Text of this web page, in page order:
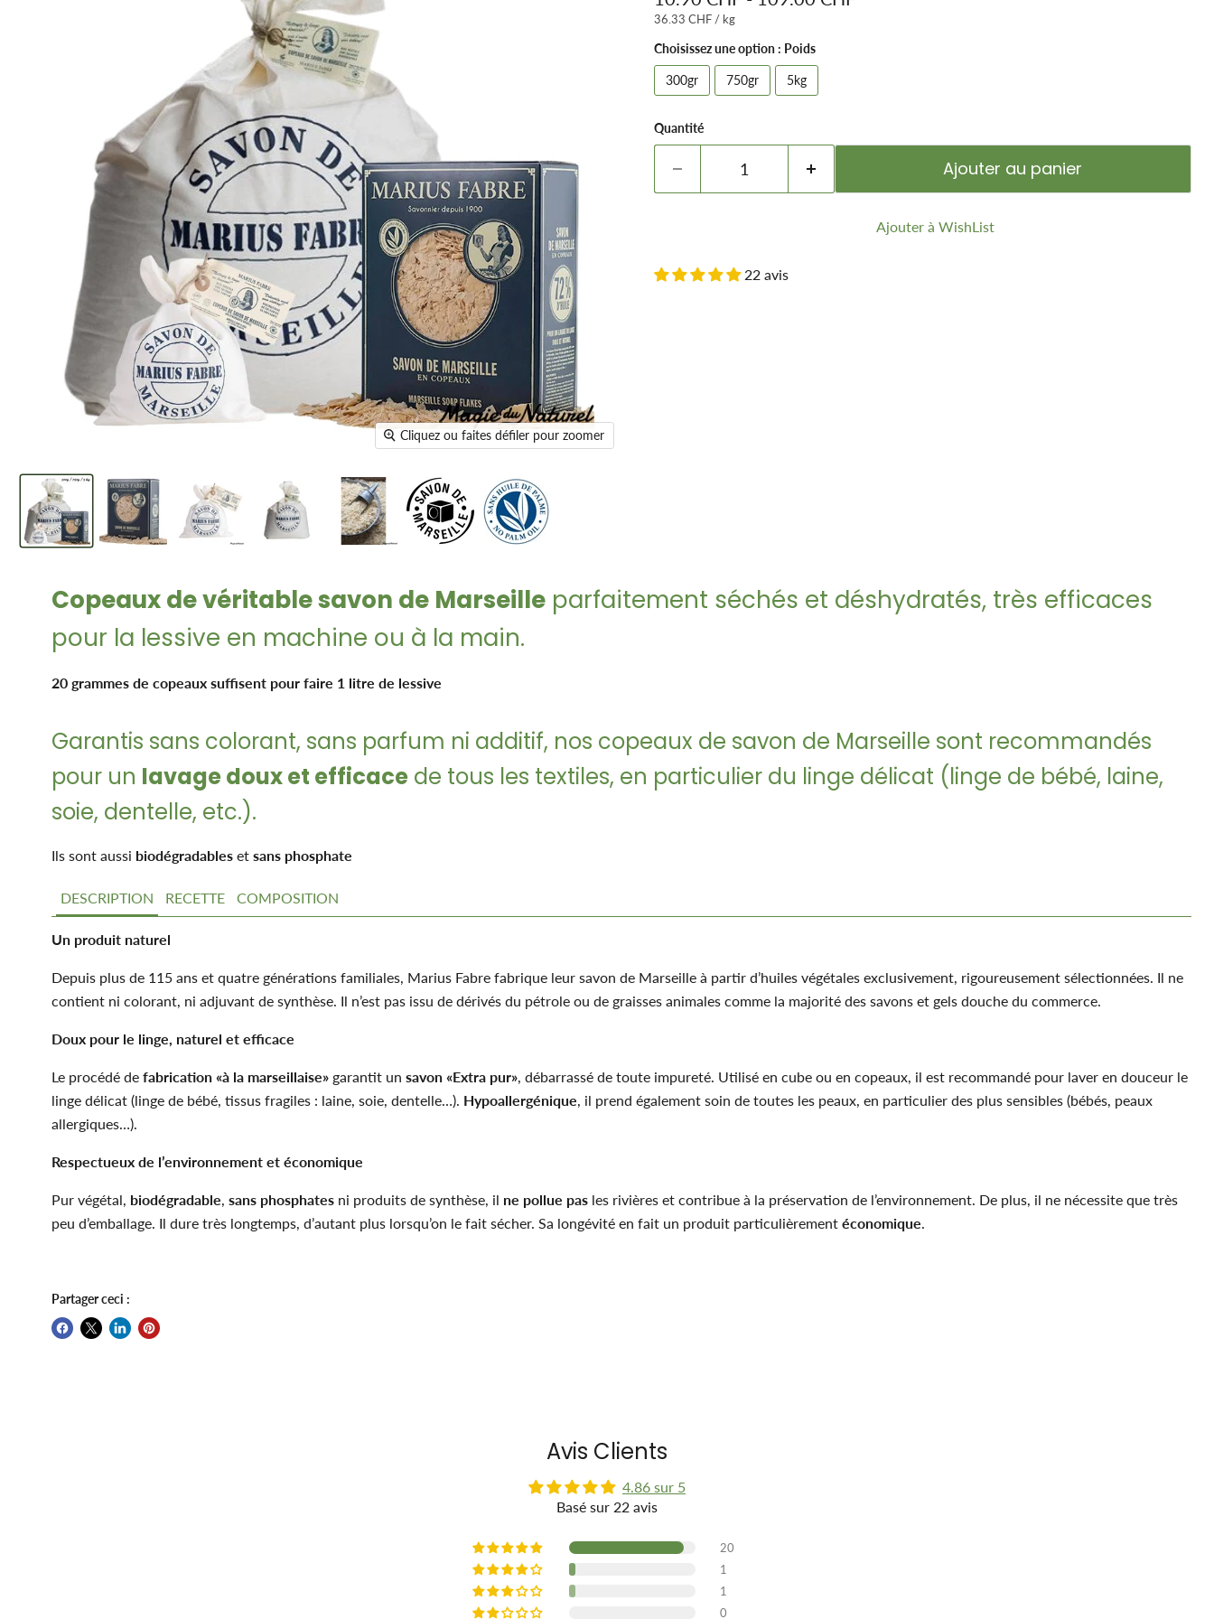
Cliquez ou faites défiler pour zoomer
36.33 CHF/ kg
Choisissez une option : Poids
300gr 750gr 5kg
Quantité
Ajouter au panier
Ajouter à WishList
22 avis
Copeaux de véritable savon de Marseille parfaitement séchés et déshydratés, très efficaces
pour la lessive en machine ou à la main.
20 grammes de copeaux suffisent pour faire 1 litre de lessive
Garantis sans colorant, sans parfum ni additif, nos copeaux de savon de Marseille sont recommandés
pour un lavage doux et efficace de tous les textiles, en particulier du linge délicat (linge de bébé, laine,
soie, dentelle, etc.).
Ils sont aussi biodégradables etsans phosphate
DESCRIPTION RECETTE COMPOSITION
Un produit naturel
Depuis plus de 115 ans et quatre générations familiales, Marius Fabre fabrique leur savon de Marseille à partir d’huiles végétales exclusivement, rigoureusement sélectionnées. Il ne
contient ni colorant, ni adjuvant de synthèse. Il n’est pas issu de dérivés du pétrole ou de graisses animales comme la majorité des savons et gels douche du commerce.
Doux pour le linge, naturel et efficace
Le procédé defabrication «à la marseillaise» garantit unsavon «Extra pur», débarrassé de toute impureté. Utilisé en cube ou en copeaux, il est recommandé pour laver en douceur le
linge délicat (linge de bébé, tissus fragiles : laine, soie, dentelle…). Hypoallergénique, il prend également soin de toutes les peaux, en particulier des plus sensibles (bébés, peaux
allergiques…).
Respectueux de l’environnement et économique
Pur végétal, biodégradable,sans phosphates ni produits de synthèse, il ne pollue pas les rivières et contribue à la préservation de l’environnement. De plus, il ne nécessite que très
peu d’emballage. Il dure très longtemps, d’autant plus lorsqu’on le fait sécher. Sa longévité en fait un produit particulièrementéconomique.
Partager ceci :
Avis Clients
4.86 sur 5
Basé sur 22 avis
20
1
1
0